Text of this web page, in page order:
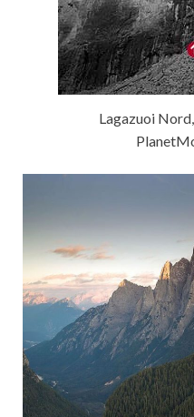
Lagazuoi